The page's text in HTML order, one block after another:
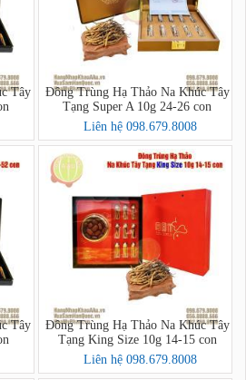
Tây
Đông Trùng Hạ Thảo Na Khúc Tây
Tạng Super A 10g 24-26 con
Liên hệ 098.679.8008
Tây
Đông Trùng Hạ Thảo Na Khúc Tây
Tạng King Size 10g 14-15 con
Liên hệ 098.679.8008